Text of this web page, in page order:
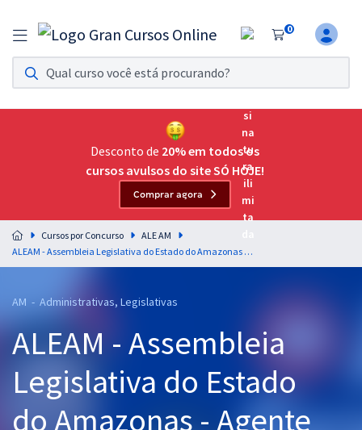
0
Assinatura Ilimitada 11
Acesso a todos os cursos. Teste grátis por 7 dias!
Assinatura OAB Até Passar
Acesso ilimitado a toda preparação para o Exame da
Residências Multiprofissionais
Preparação completa e intensiva para as principais
residências em saúde do Brasil
Cursos 20% OFF
Pós
Graduação
Desconto de 20% em todos os
cursos avulsos do site SÓ HOJE!
Comprar agora
Cursos por Concurso
ALE AM
ALEAM - Assembleia Legislativa do Estado do Amazonas - Agente Legislativo - Assistente Técnico Administrativo
AM - Administrativas, Legislativas
ALEAM - Assembleia
Legislativa do Estado
do Amazonas - Agente